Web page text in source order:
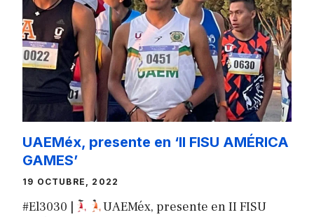
UAEMéx, presente en ‘II FISU AMÉRICA
GAMES’
19 OCTUBRE, 2022
#El3030 |
UAEMéx, presente en II FISU